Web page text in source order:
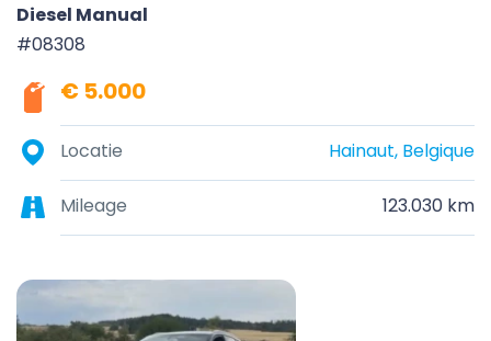
Diesel Manual
#08308
€ 5.000
Locatie Hainaut, Belgique
Mileage 123.030 km